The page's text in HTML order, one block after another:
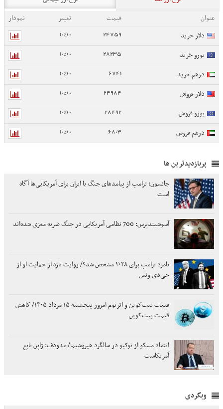
عنوان
قیمت تغییر
نمودار
دلار خرید
24759
0 (0%)
یورو خرید 28235
0 (0%)
درهم خرید 6741
0 (0%)
دلار فروش 24984
0 (0%)
یورو فروش 28492
0 (0%)
درهم فروش 6803
0 (0%)
پربازدیدترین ها
جانسون: ترامپ از پیامدهای جنگ با ایران برای آمریکایی‌ها آگاه
است
آسوشیتدپرس: 700 نظامی آمریکایی در جنگ ضربه مغزی شده‌اند
نامزد ترامپ برای ۲۰۲۸ مشخص شد؟/ روایت تازه از حمایت او از
جی‌دی ونس
قیمت بیت‌کوین و اتریوم امروز پنجشنبه ۱۵ مرداد ۱۴۰۵/ کاهش
قیمت بیت‌کوین
انتقاد مسکو از توکیو در سالگرد هیروشیما/ مدودف: ژاپن تابع
آمریکاست
وبگردی